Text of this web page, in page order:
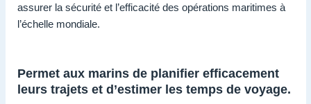
assurer la sécurité et l’efficacité des opérations maritimes à
l’échelle mondiale.
Permet aux marins de planifier efficacement
leurs trajets et d’estimer les temps de voyage.